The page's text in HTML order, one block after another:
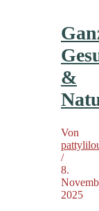
&
Von
/
8.
2025